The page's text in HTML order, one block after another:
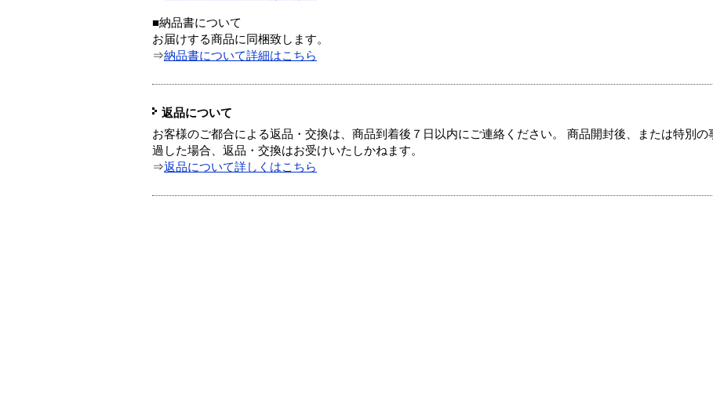
■納品書について
お届けする商品に同梱致します。
⇒納品書について詳細はこちら
返品について
お客様のご都合による返品・交換は、商品到着後７日以内にご連絡ください。 商品開封後、または特別の
過した場合、返品・交換はお受けいたしかねます。
⇒返品について詳しくはこちら